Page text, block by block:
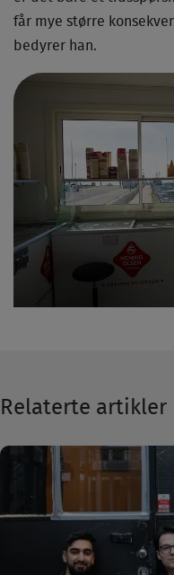
får mye større
bedyrer han.
Relaterte artikler